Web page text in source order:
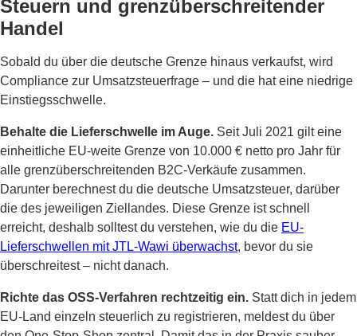
Steuern und grenzüberschreitender
Handel
Sobald du über die deutsche Grenze hinaus verkaufst, wird
Compliance zur Umsatzsteuerfrage – und die hat eine niedrige
Einstiegsschwelle.
Behalte die Lieferschwelle im Auge. Seit Juli 2021 gilt eine
einheitliche EU-weite Grenze von 10.000 € netto pro Jahr für
alle grenzüberschreitenden B2C-Verkäufe zusammen.
Darunter berechnest du die deutsche Umsatzsteuer, darüber
die des jeweiligen Ziellandes. Diese Grenze ist schnell
erreicht, deshalb solltest du verstehen, wie du die EU-
Lieferschwellen mit JTL-Wawi überwachst, bevor du sie
überschreitest – nicht danach.
Richte das OSS-Verfahren rechtzeitig ein. Statt dich in jedem
EU-Land einzeln steuerlich zu registrieren, meldest du über